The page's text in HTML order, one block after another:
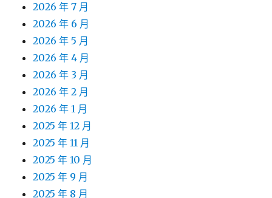
2026 年 7 月
2026 年 6 月
2026 年 5 月
2026 年 4 月
2026 年 3 月
2026 年 2 月
2026 年 1 月
2025 年 12 月
2025 年 11 月
2025 年 10 月
2025 年 9 月
2025 年 8 月